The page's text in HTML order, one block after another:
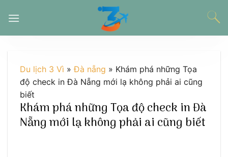
đến
Du lịch 3 Vì »Đà nẵng » Khám phá những Tọa
độ check in Đà Nẵng mới lạ không phải ai cũng
biết
Khám phá những Tọa độ check in Đà
Nẵng mới lạ không phải ai cũng biết